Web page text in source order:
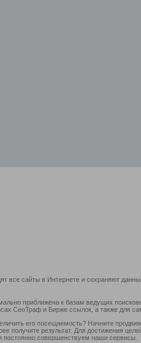
все сайты в Интернете и сохраняют
приближена к базам ведущих
СеоТраф и Бирже ссылок, а также для
его посещаемость? Начните
получите результат. Для достижения
постоянно совершенствуем наши сервисы.